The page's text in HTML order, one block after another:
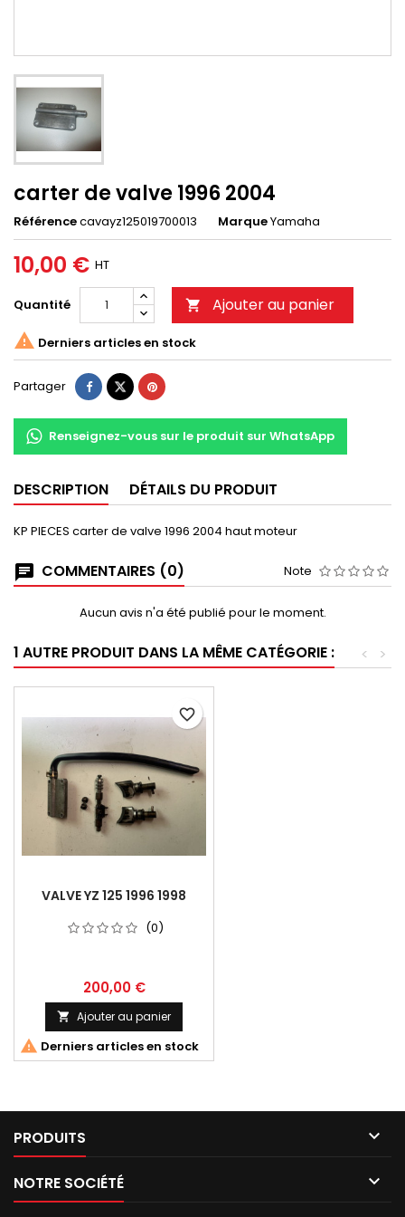
carter de valve 1996 2004
Référencecavayz125019700013 MarqueYamaha
10,00 € HT
Quantité  Ajouter au panier
 Derniers articles en stock
Partager
Renseignez-vous sur le produit sur WhatsApp
DESCRIPTION DÉTAILS DU PRODUIT
KP PIECES carter de valve 1996 2004 haut moteur
COMMENTAIRES (0) Note
Aucun avis n'a été publié pour le moment.
1 AUTRE PRODUIT DANS LA MÊME CATÉGORIE : >
<
VALVE YZ 125 1996 1998
(0)
200,00 €
 Ajouter au panier
 Derniers articles en stock
favorite_border
PRODUITS 
NOTRE SOCIÉTÉ 